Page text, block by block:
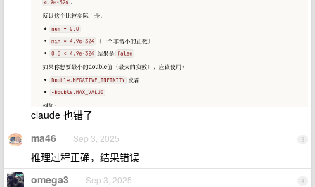
claude 也错了
3
ma46 Sep 3, 2025
推理过程正确，结果错误
4
omega3 Sep 3, 2025